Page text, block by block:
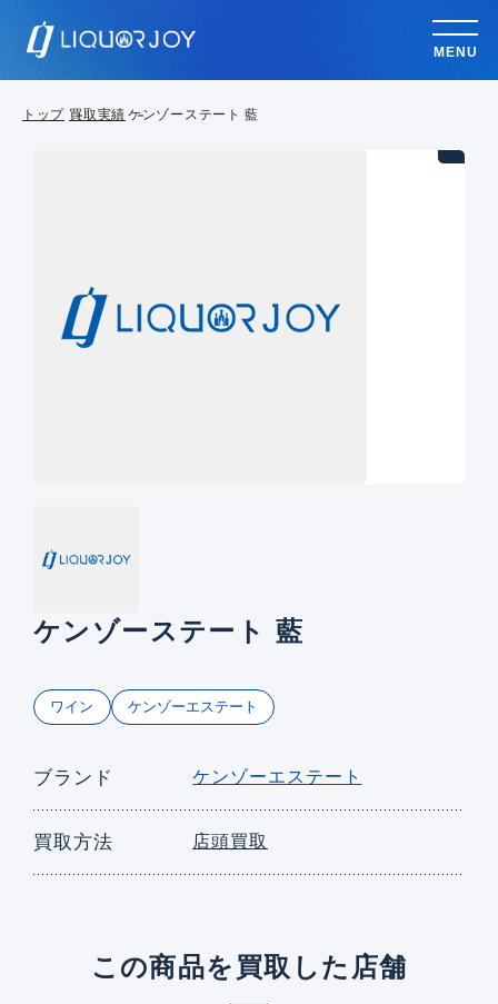
MENU
トップ 買取実績 ケンゾーステート 藍
ケンゾーステート 藍
ワイン ケンゾーエステート
ブランド ケンゾーエステート
買取方法 店頭買取
この商品を買取した店舗